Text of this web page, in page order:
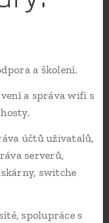
a školení.
a správa wifi s
účtů uživatalů,
serverů,
switche
spolupráce s